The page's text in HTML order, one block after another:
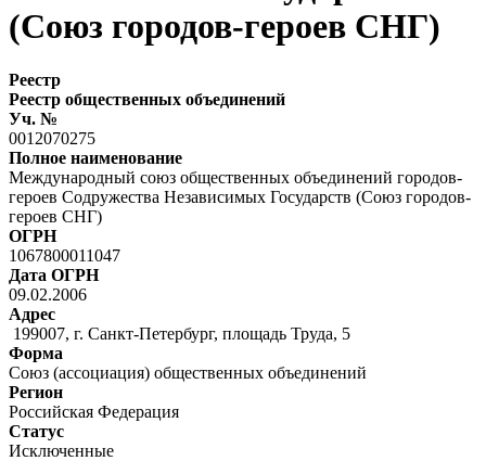
(Союз городов-героев СНГ)
Реестр
Реестр общественных объединений
Уч. №
0012070275
Полное наименование
Международный союз общественных объединений городов-
героев Содружества Независимых Государств (Союз городов-
героев СНГ)
ОГРН
1067800011047
Дата ОГРН
09.02.2006
Адрес
199007, г. Санкт-Петербург, площадь Труда, 5
Форма
Союз (ассоциация) общественных объединений
Регион
Российская Федерация
Статус
Исключенные